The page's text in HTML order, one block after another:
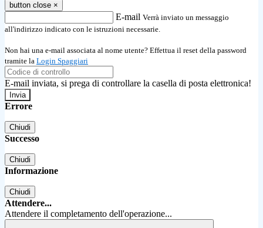
button close ×
E-mail Verrà inviato un messaggio
all'indirizzo indicato con le istruzioni necessarie.
Non hai una e-mail associata al nome utente? Effettua il reset della password
tramite la Login Spaggiari
E-mail inviata, si prega di controllare la casella di posta elettronica!
Errore
Chiudi
Successo
Chiudi
Informazione
Chiudi
Attendere...
Attendere il completamento dell'operazione...